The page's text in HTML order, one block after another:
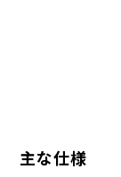
主な仕様